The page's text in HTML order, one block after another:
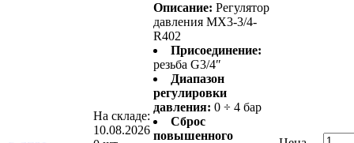
На складе:
10.08.2026
Описание: Регулятор
давления MX3-3/4-
R402
Присоединение:
резьба G3/4″
Диапазон
регулировки
давления: 0 ÷ 4 бар
Сброс
повышенного